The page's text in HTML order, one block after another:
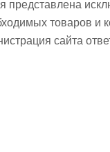
товаров
сайта